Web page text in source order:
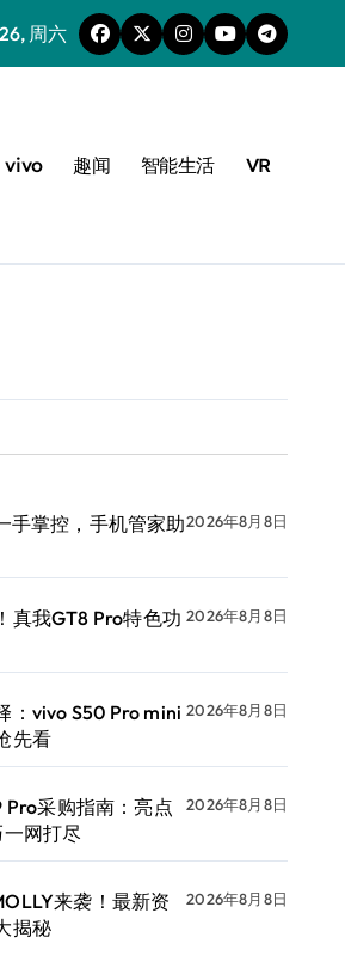
周六
vivo 趣闻 智能生活 VR
手掌控，手机管家助2026年8月8日
真我GT8 Pro特色功 2026年8月8日
：vivo S50 Pro mini
先看
2026年8月8日
Pro采购指南：亮点
网打尽
2026年8月8日
来袭！最新资
揭秘
2026年8月8日